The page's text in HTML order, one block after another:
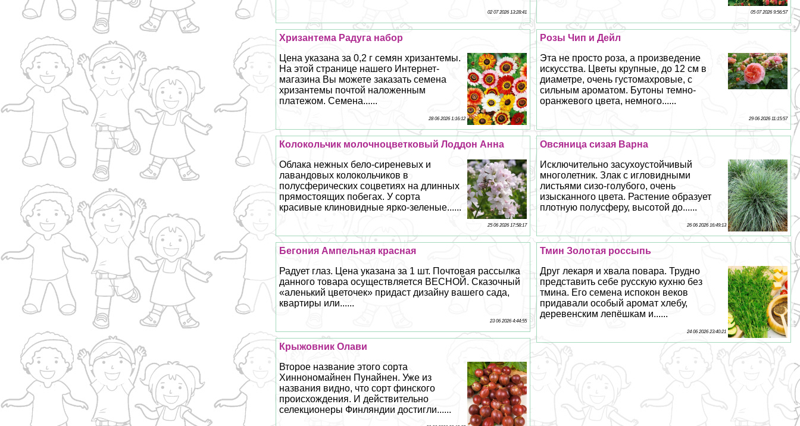
05 07 2026 9:56:57
02 07 2026 13:28:41
Розы Чип и Дейл
Эта не просто роза, а произведение
искусства. Цветы крупные, до 12 см в
диаметре, очень густомахровые, с
сильным ароматом. Бутоны темно-
оранжевого цвета, немного......
29 06 2026 11:15:57
Хризантема Радуга набор
Цена указана за 0,2 г семян хризантемы.
На этой странице нашего Интернет-
магазина Вы можете заказать семена
хризантемы почтой наложенным
платежом. Семена......
28 06 2026 1:16:12
Овсяница сизая Варна
Исключительно засухоустойчивый
многолетник. Злак с игловидными
листьями сизо-гoлyбого, очень
изысканного цвета. Растение образует
плотную полусферу, высотой до......
26 06 2026 16:49:13
Колокольчик молочноцветковый Лоддон Анна
Облака нежных бело-сиреневых и
лавандовых колокольчиков в
полусферических соцветиях на длинных
прямостоящих побегах. У сорта
красивые клиновидные ярко-зеленые......
25 06 2026 17:58:17
Тмин Золотая россыпь
Друг лекаря и хвала повара. Трудно
представить себе русскую кухню без
тмина. Его семена испокон веков
придавали особый аромат хлебу,
деревенским лепёшкам и......
24 06 2026 23:40:21
Бегония Ампельная красная
Радует глаз. Цена указана за 1 шт. Почтовая рассылка
данного товара осуществляется ВЕСНОЙ. Сказочный
«аленький цветочек» придаст дизайну вашего сада,
квартиры или......
23 06 2026 4:44:55
Крыжовник Олави
Второе название этого сорта
Хиннономайнен Пунайнен. Уже из
названия видно, что сорт финского
происхождения. И действительно
селекционеры Финляндии достигли......